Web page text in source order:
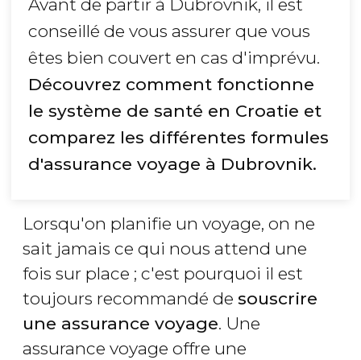
Avant de partir à Dubrovnik, il est
conseillé de vous assurer que vous
êtes bien couvert en cas d'imprévu.
Découvrez comment fonctionne
le système de santé en Croatie et
comparez les différentes formules
d'assurance voyage à Dubrovnik.
Lorsqu'on planifie un voyage, on ne
sait jamais ce qui nous attend une
fois sur place ; c'est pourquoi il est
toujours recommandé de souscrire
une assurance voyage. Une
assurance voyage offre une